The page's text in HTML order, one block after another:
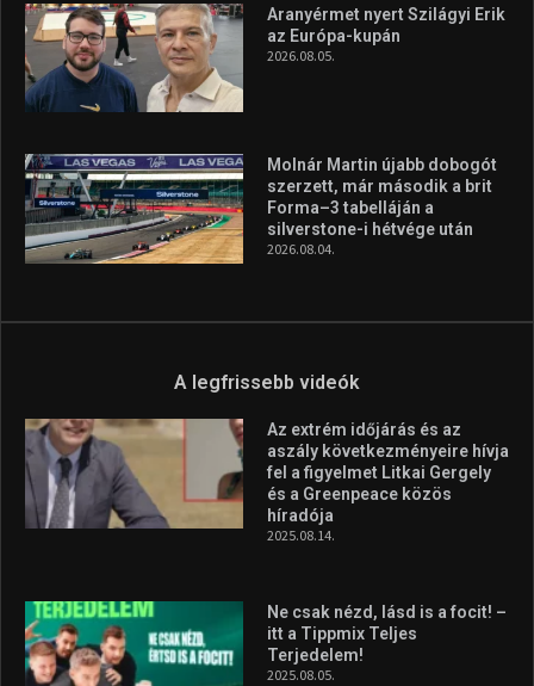
Aranyérmet nyert Szilágyi Erik
az Európa-kupán
2026.08.05.
Molnár Martin újabb dobogót
szerzett, már második a brit
Forma–3 tabelláján a
silverstone-i hétvége után
2026.08.04.
A legfrissebb videók
Az extrém időjárás és az
aszály következményeire hívja
fel a figyelmet Litkai Gergely
és a Greenpeace közös
híradója
2025.08.14.
Ne csak nézd, lásd is a focit! –
itt a Tippmix Teljes
Terjedelem!
2025.08.05.